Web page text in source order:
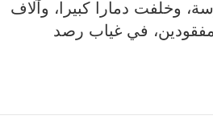
وخلفت دمارا كبيرا، وآلاف
في غياب رصد